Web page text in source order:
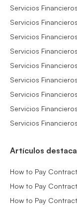
Servicios
Servicios
Servicios
Servicios
Servicios
Servicios
Servicios
Servicios
Servicios
Artículos
How to Pay
How to Pay
How to Pay